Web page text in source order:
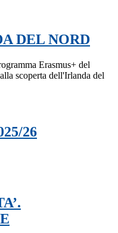
DEL NORD
Erasmus+ del
scoperta dell'Irlanda del
26